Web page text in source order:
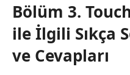
Bölüm 3.
ile İlgili Sıkça
ve Cevapları